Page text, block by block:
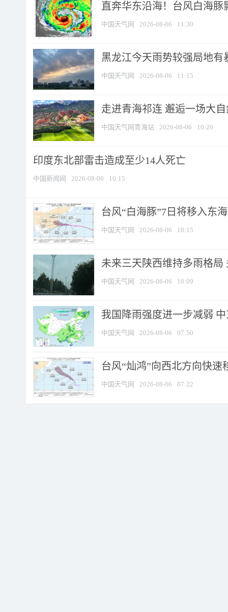
直奔华东沿海！台风白海豚
中国天气网 2026-08-06 11:30
黑龙江今天雨势较强局地有
中国天气网 2026-08-06 11:15
走进青海祁连 邂逅一场大
中国天气网青海站 2026-08-06 10:26
印度东北部雷击造成至少14人死亡
中国新闻网 2026-08-06 10:15
台风“白海豚”7日将移入东
中国天气网 2026-08-06 10:15
未来三天陕西维持多雨格局
中国天气网 2026-08-06 10:09
我国降雨强度进一步减弱
中国天气网 2026-08-06 07:50
台风“灿鸿”向西北方向快
中国天气网 2026-08-06 07:22